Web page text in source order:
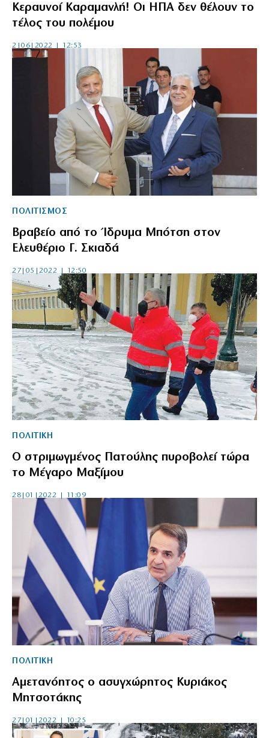
Κεραυνοί Καραμανλή! Οι ΗΠΑ δεν θέλουν το
τέλος του πολέμου
2|06|2022 | 12:53
ΠΟΛΙΤΙΣΜΟΣ
Βραβείο από το Ίδρυμα Μπότση στον
Ελευθέριο Γ. Σκιαδά
27|05|2022 | 12:50
ΠΟΛΙΤΙΚΗ
Ο στριμωγμένος Πατούλης πυροβολεί τώρα
το Μέγαρο Μαξίμου
28|01|2022 | 11:09
ΠΟΛΙΤΙΚΗ
Αμετανόητος ο ασυγχώρητος Κυριάκος
Μητσοτάκης
27|01|2022 | 10:25